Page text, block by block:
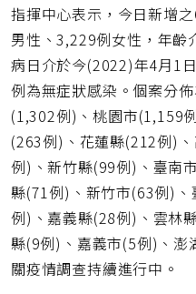
指揮中心表示，今日新增
男性、3,229例女性，年齡
病日介於今(2022)年4月1
例為無症狀感染。個案分
(1,302例)、桃園市(1,159
(263例)、花蓮縣(212例)
例)、新竹縣(99例)、臺南
縣(71例)、新竹市(63例)
例)、嘉義縣(28例)、雲林
縣(9例)、嘉義市(5例)、
關疫情調查持續進行中。